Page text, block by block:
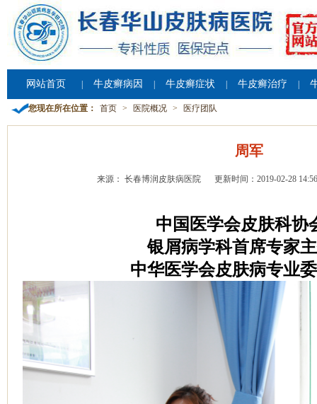
网站首页 牛皮癣病因 牛皮癣症状 牛皮癣治疗
您现在所在位置： 首页 > 医院概况 > 医疗团队
周军
来源： 长春博润皮肤病医院 更新时间：2019-02-28
中国医学会皮肤科协
银屑病学科首席专家
中华医学会皮肤病专业